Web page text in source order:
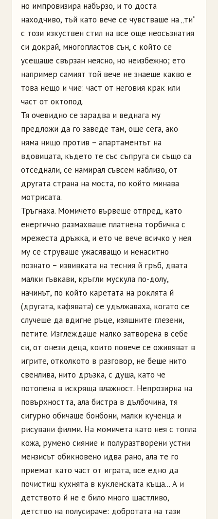
но импровизира набързо, и то доста
находчиво, тъй като вече се чувстваше на „ти“
с този изкуствен стил на все още неосъзнатия
си докрай, многопластов сън, с който се
усещаше свързан неясно, но неизбежно; ето
например самият той вече не знаеше какво е
това нещо и чие: част от неговия крак или
част от октопод.
Тя очевидно се зарадва и веднага му
предложи да го заведе там, още сега, ако
няма нищо против – апартаментът на
вдовицата, където те със съпруга си също са
отседнали, се намирал съвсем наблизо, от
другата страна на моста, по който минава
мотрисата.
Тръгнаха. Момичето вървеше отпред, като
енергично размахваше платнена торбичка с
мрежеста дръжка, и ето че вече всичко у нея
му се струваше ужасяващо и ненаситно
познато – извивката на тесния й гръб, двата
малки гъвкави, кръгли мускула по-долу,
начинът, по който каретата на роклята й
(другата, кафявата) се удължаваха, когато се
случеше да вдигне ръце, изящните глезени,
петите. Изглеждаше малко затворена в себе
си, от онези деца, които повече се оживяват в
игрите, отколкото в разговор, не беше нито
свенлива, нито дръзка, с душа, като че
потопена в искряща влажност. Непрозирна на
повърхността, ала бистра в дълбочина, тя
сигурно обичаше бонбони, малки кученца и
рисувани филми. На момичета като нея с топла
кожа, румено сияние и полуразтворени устни
мензисът обикновено идва рано, ала те го
приемат като част от играта, все едно да
почистиш кухнята в кукленската къща... А и
детството й не е било много щастливо,
детство на полусираче: добротата на тази